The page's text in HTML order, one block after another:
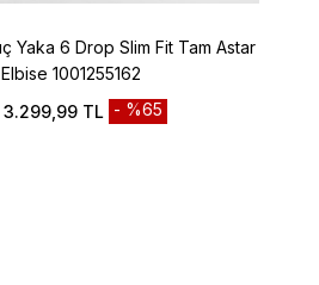
Yaka 6 Drop Slim Fit Tam Astar
1001255162
3.299,99 TL %65